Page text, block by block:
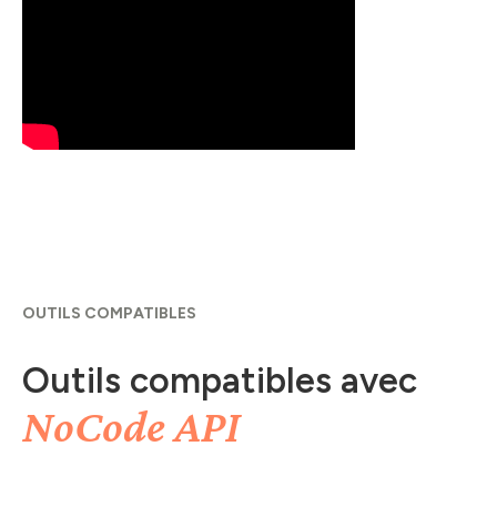
OUTILS COMPATIBLES
Outils compatibles avec
NoCode API